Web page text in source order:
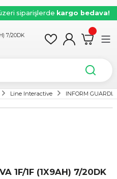
siparişlerde kargo bedava!
Line Interactive INFORM
1F/1F (1X9AH) 7/20DK